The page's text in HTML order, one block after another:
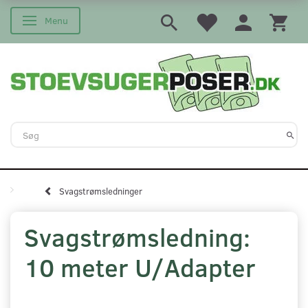
Skifte navigation
Menu
Svagstrømsledninger
Svagstrømsledning:
10 meter U/Adapter